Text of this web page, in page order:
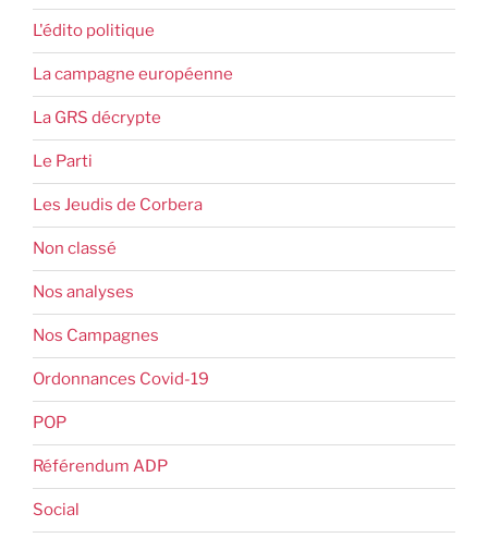
L'édito politique
La campagne européenne
La GRS décrypte
Le Parti
Les Jeudis de Corbera
Non classé
Nos analyses
Nos Campagnes
Ordonnances Covid-19
POP
Référendum ADP
Social